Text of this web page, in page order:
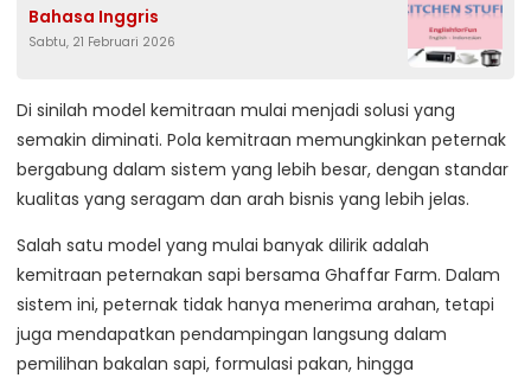
Bahasa Inggris
Sabtu, 21 Februari 2026
Di sinilah model kemitraan mulai menjadi solusi yang
semakin diminati. Pola kemitraan memungkinkan peternak
bergabung dalam sistem yang lebih besar, dengan standar
kualitas yang seragam dan arah bisnis yang lebih jelas.
Salah satu model yang mulai banyak dilirik adalah
kemitraan peternakan sapi bersama Ghaffar Farm. Dalam
sistem ini, peternak tidak hanya menerima arahan, tetapi
juga mendapatkan pendampingan langsung dalam
pemilihan bakalan sapi, formulasi pakan, hingga